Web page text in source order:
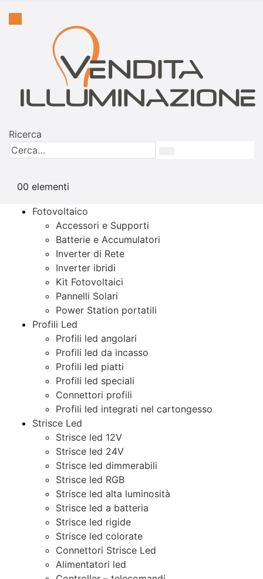
Ricerca
00 elementi
Fotovoltaico
Accessori e Supporti
Batterie e Accumulatori
Inverter di Rete
Inverter ibridi
Kit Fotovoltaici
Pannelli Solari
Power Station portatili
Profili Led
Profili led angolari
Profili led da incasso
Profili led piatti
Profili led speciali
Connettori profili
Profili led integrati nel cartongesso
Strisce Led
Strisce led 12V
Strisce led 24V
Strisce led dimmerabili
Strisce led RGB
Strisce led alta luminosità
Strisce led a batteria
Strisce led rigide
Strisce led colorate
Connettori Strisce Led
Alimentatori led